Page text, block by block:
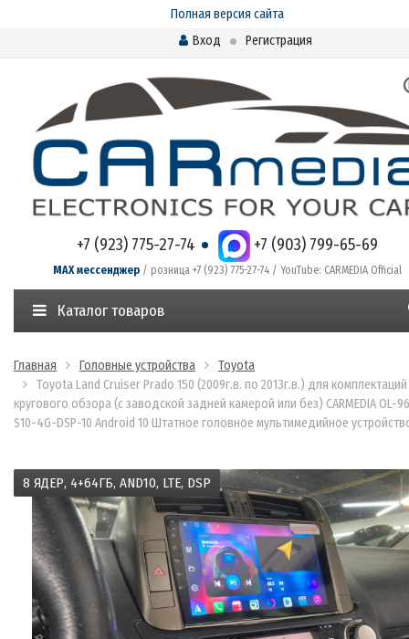
Полная версия сайта
Вход
Регистрация
+7 (923) 775-27-74 +7 (903) 799-65-69
MAX мессенджер/ розница +7 (923) 775-27-74 / YouTube: CARMEDIA Official
Каталог товаров
Главная Головные устройства
Toyota
Toyota Land Cruiser Prado 150 (2009г.в. по 2013г.в.) для
кругового обзора (с заводской задней камерой или без) CARMEDIA OL-
S10-4G-DSP-10 Android 10 Штатное головное мультимедийное
8 ЯДЕР, 4+64ГБ, AND10, LTE, DSP